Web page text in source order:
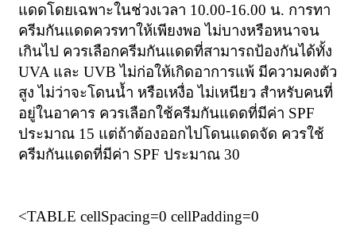
แดดโดยเฉพาะในช่วงเวลา 10.00-16.00 น. การทา
ครีมกันแดดควรทาให้เพียงพอ ไม่บางหรือหนาจน
เกินไป ควรเลือกครีมกันแดดที่สามารถป้องกันได้ทั้ง
UVA และ UVB ไม่ก่อให้เกิดอาการแพ้ มีความคงตัว
สูง ไม่ว่าจะโดนน้ำ หรือเหงื่อ ไม่เหนียว สำหรับคนที่
อยู่ในอาคาร ควรเลือกใช้ครีมกันแดดที่มีค่า SPF
ประมาณ 15 แต่ถ้าต้องออกไปโดนแดดจัด ควรใช้
ครีมกันแดดที่มีค่า SPF ประมาณ 30
<TABLE cellSpacing=0 cellPadding=0